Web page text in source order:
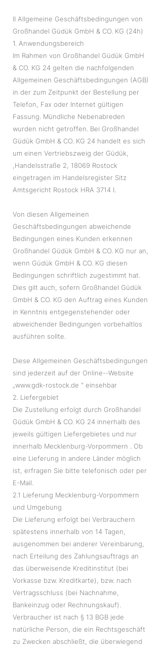
II Allgemeine Geschäftsbedingungen von
Großhandel Güdük GmbH & CO. KG (24h)
1. Anwendungsbereich
Im Rahmen von Großhandel Güdük GmbH
& CO. KG 24 gelten die nachfolgenden
Allgemeinen Geschäftsbedingungen (AGB)
in der zum Zeitpunkt der Bestellung per
Telefon, Fax oder Internet gültigen
Fassung. Mündliche Nebenabreden
wurden nicht getroffen. Bei Großhandel
Güdük GmbH & CO. KG 24 handelt es sich
um einen Vertriebszweig der Güdük,
,Handelsstraße 2, 18069 Rostock
eingetragen im Handelsregister Sitz
Amtsgericht Rostock HRA 3714 I.
Von diesen Allgemeinen
Geschäftsbedingungen abweichende
Bedingungen eines Kunden erkennen
Großhandel Güdük GmbH & CO. KG nur an,
wenn Güdük GmbH & CO. KG diesen
Bedingungen schriftlich zugestimmt hat.
Dies gilt auch, sofern Großhandel Güdük
GmbH & CO. KG den Auftrag eines Kunden
in Kenntnis entgegenstehender oder
abweichender Bedingungen vorbehaltlos
ausführen sollte.
Diese Allgemeinen Geschäftsbedingungen
sind jederzeit auf der Online--Website
„www.gdk-rostock.de “ einsehbar
2. Liefergebiet
Die Zustellung erfolgt durch Großhandel
Güdük GmbH & CO. KG 24 innerhalb des
jeweils gültigen Liefergebietes und nur
innerhalb Mecklenburg-Vorpommern . Ob
eine Lieferung in andere Länder möglich
ist, erfragen Sie bitte telefonisch oder per
E-Mail.
2.1 Lieferung Mecklenburg-Vorpommern
und Umgebung
Die Lieferung erfolgt bei Verbrauchern
spätestens innerhalb von 14 Tagen,
ausgenommen bei anderer Vereinbarung,
nach Erteilung des Zahlungsauftrags an
das überweisende Kreditinstitut (bei
Vorkasse bzw. Kreditkarte), bzw. nach
Vertragsschluss (bei Nachnahme,
Bankeinzug oder Rechnungskauf).
Verbraucher ist nach § 13 BGB jede
natürliche Person, die ein Rechtsgeschäft
zu Zwecken abschließt, die überwiegend